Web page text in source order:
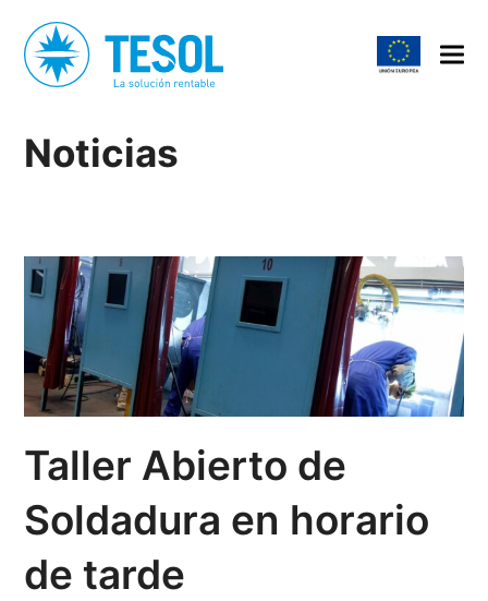
Noticias
Taller Abierto de
Soldadura en horario
de tarde